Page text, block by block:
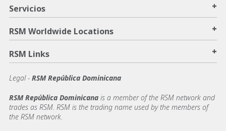
Servicios +
RSM Worldwide Locations +
RSM Links +
Legal - RSM República Dominicana
RSM República Dominicana is a member of the RSM network and
trades as RSM. RSM is the trading name used by the members of
the RSM network.